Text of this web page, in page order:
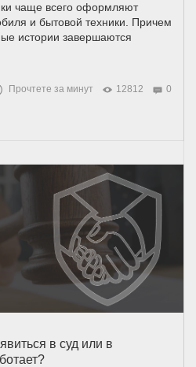
чаще всего оформляют
и бытовой техники. Причем
истории завершаются
Прочтете за минут 12812 0
в суд или в